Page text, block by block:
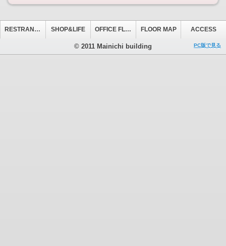
RESTRANT&CAFE SHOP&LIFE OFFICE FLOOR FLOOR MAP ACCESS
© 2011 Mainichi building PC版で見る